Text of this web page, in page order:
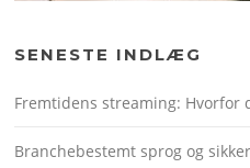
SENESTE INDLÆG
Fremtidens streaming:
Branchebestemt sprog og